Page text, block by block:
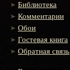
Библиотека
Комментарии
Обои
Гостевая книга
Обратная связь